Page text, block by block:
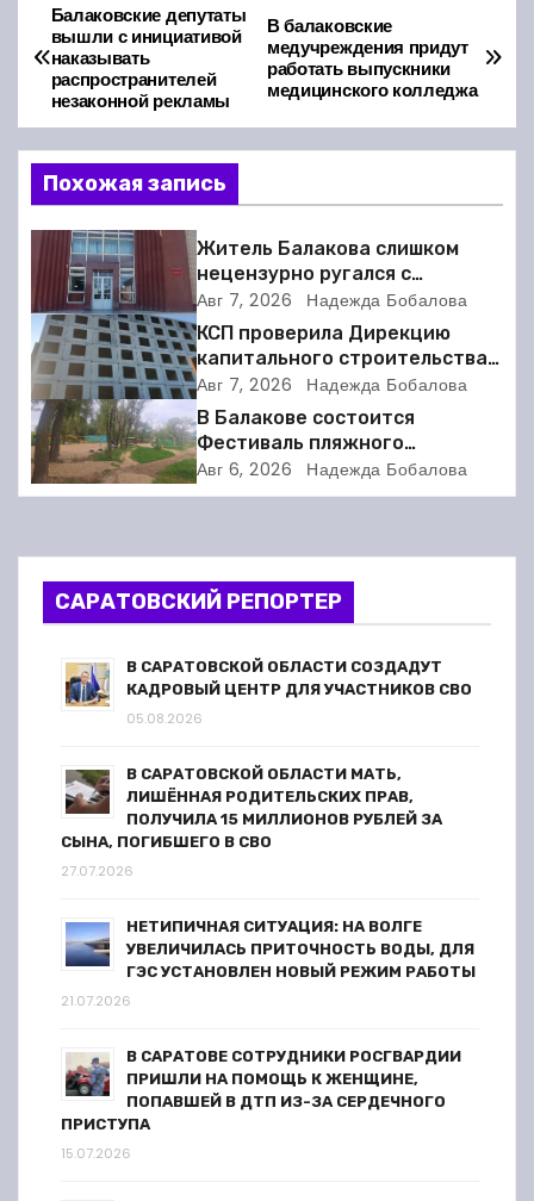
Н
а
в
и
г
а
ц
и
я
п
з
а
В балаковские
медучреждения придут
работать выпускники
медицинского колледжа
Балаковские депутаты
вышли с инициативой
наказывать
распространителей
незаконной рекламы
Похожая запись
Житель Балакова слишком
нецензурно ругался с
соседкой и получил двое суток
ареста
Авг 7, 2026 Надежда Бобалова
КСП проверила Дирекцию
капитального строительства в
Балакове и нашла множество
нарушений
Авг 7, 2026 Надежда Бобалова
В Балакове состоится
Фестиваль пляжного
волейбола
Авг 6, 2026 Надежда Бобалова
САРАТОВСКИЙ РЕПОРТЕР
В САРАТОВСКОЙ ОБЛАСТИ СОЗДАДУТ
КАДРОВЫЙ ЦЕНТР ДЛЯ УЧАСТНИКОВ СВО
05.08.2026
В САРАТОВСКОЙ ОБЛАСТИ МАТЬ,
ЛИШЁННАЯ РОДИТЕЛЬСКИХ ПРАВ,
ПОЛУЧИЛА 15 МИЛЛИОНОВ РУБЛЕЙ ЗА
СЫНА, ПОГИБШЕГО В СВО
27.07.2026
НЕТИПИЧНАЯ СИТУАЦИЯ: НА ВОЛГЕ
УВЕЛИЧИЛАСЬ ПРИТОЧНОСТЬ ВОДЫ, ДЛЯ
ГЭС УСТАНОВЛЕН НОВЫЙ РЕЖИМ РАБОТЫ
21.07.2026
В САРАТОВЕ СОТРУДНИКИ РОСГВАРДИИ
ПРИШЛИ НА ПОМОЩЬ К ЖЕНЩИНЕ,
ПОПАВШЕЙ В ДТП ИЗ-ЗА СЕРДЕЧНОГО
ПРИСТУПА
15.07.2026